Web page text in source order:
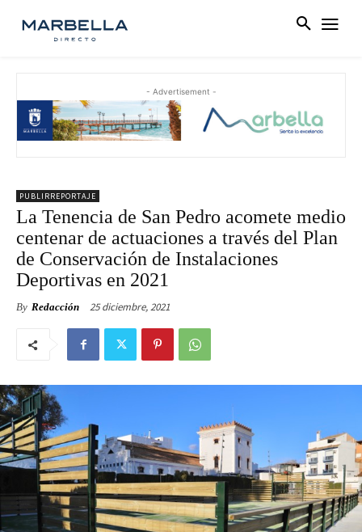
- Advertisement -
PUBLIRREPORTAJE
La Tenencia de San Pedro acomete medio
centenar de actuaciones a través del Plan
de Conservación de Instalaciones
Deportivas en 2021
By Redacción 25 diciembre, 2021